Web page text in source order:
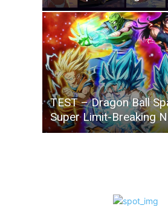
TEST – Dragon Ball
Super Limit-Breaking